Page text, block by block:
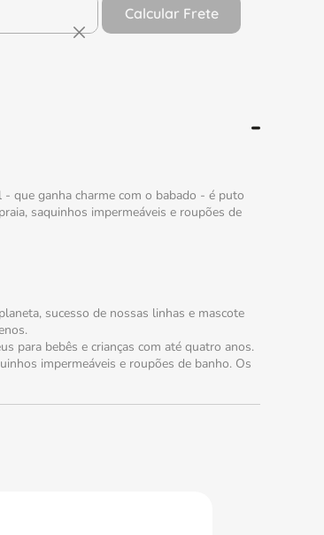
Calcular Frete
que ganha charme com o babado - é puto
saquinhos impermeáveis e roupões de
sucesso de nossas linhas e mascote
para bebês e crianças com até quatro anos.
impermeáveis e roupões de banho. Os